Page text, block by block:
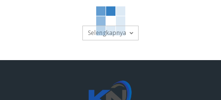
Selengkapnya